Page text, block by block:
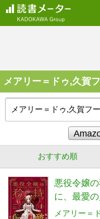
メアリー＝ドゥ,久賀
おすすめ順
悪役令嬢
に、最愛
ル)
メアリー＝